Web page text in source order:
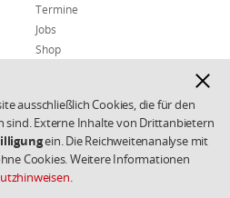
ausschließlich Cookies, die für den
sind. Externe Inhalte von Drittanbietern
ein. Die Reichweitenanalyse mit
Cookies. Weitere Informationen
.
Termine
Jobs
Shop
Datenschutz
AGB
Copyright 2026 SPD